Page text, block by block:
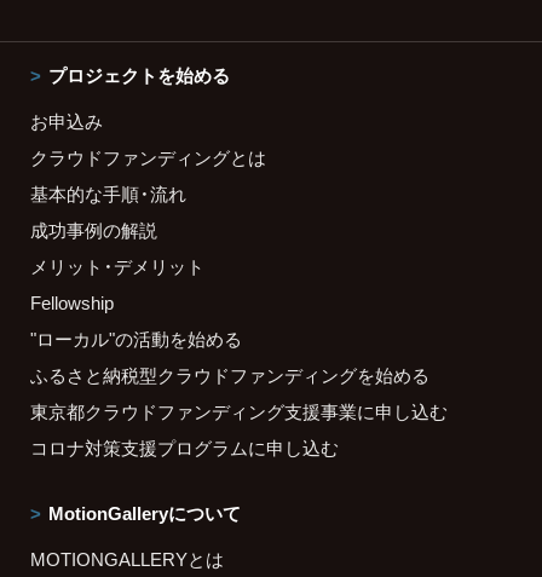
プロジェクトを始める
お申込み
クラウドファンディングとは
基本的な手順・流れ
成功事例の解説
メリット・デメリット
Fellowship
"ローカル"の活動を始める
ふるさと納税型クラウドファンディングを始める
東京都クラウドファンディング支援事業に申し込む
コロナ対策支援プログラムに申し込む
MotionGalleryについて
MOTIONGALLERYとは